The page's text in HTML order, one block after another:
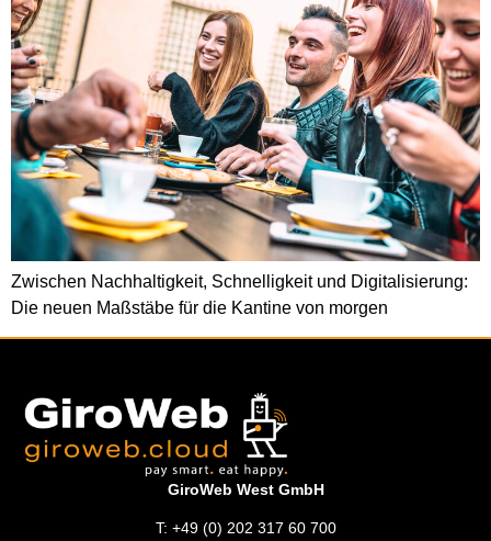
Zwischen Nachhaltigkeit, Schnelligkeit und Digitalisierung:
Die neuen Maßstäbe für die Kantine von morgen
GiroWeb West GmbH
T: +49 (0) 202 317 60 700